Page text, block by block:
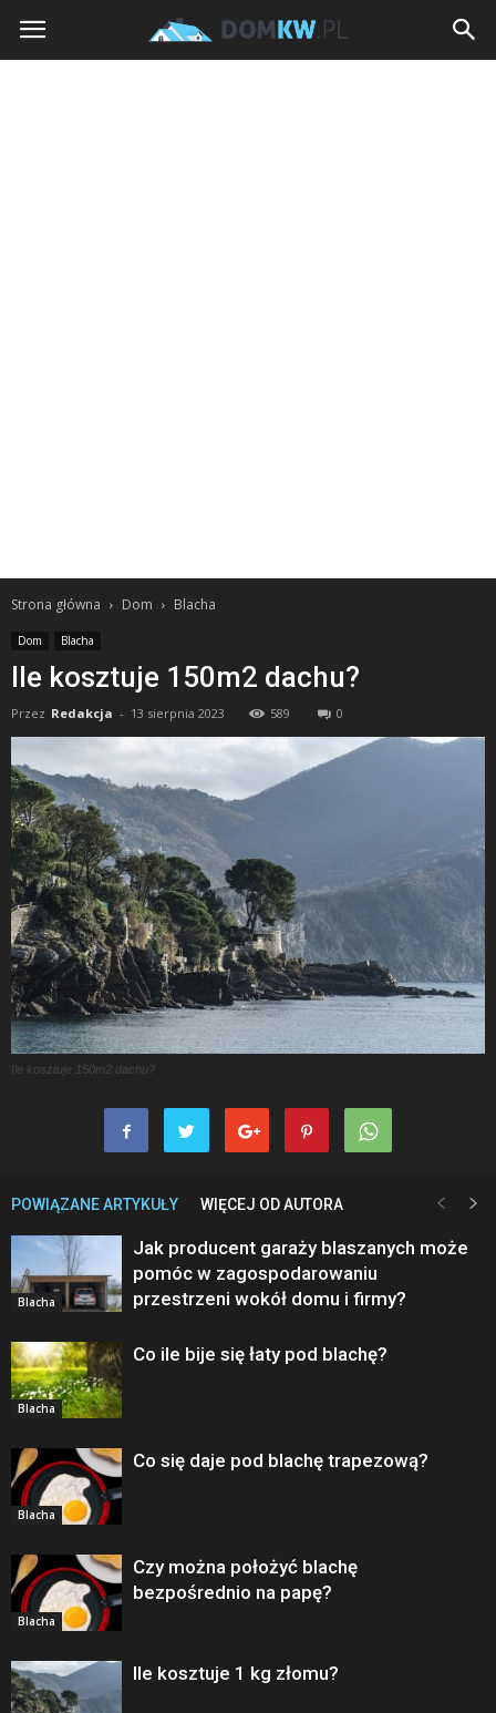
domkw.pl
Strona główna Dom Blacha
Dom Blacha
Ile kosztuje 150m2 dachu?
Przez Redakcja - 13 sierpnia 2023 589 0
Ile kosztuje 150m2 dachu?
POWIĄZANE ARTYKUŁY WIĘCEJ OD AUTORA
Blacha
Jak producent garaży blaszanych może
pomóc w zagospodarowaniu
przestrzeni wokół domu i firmy?
Blacha
Co ile bije się łaty pod blachę?
Blacha
Co się daje pod blachę trapezową?
Blacha
Czy można położyć blachę
bezpośrednio na papę?
Ile kosztuje 1 kg złomu?